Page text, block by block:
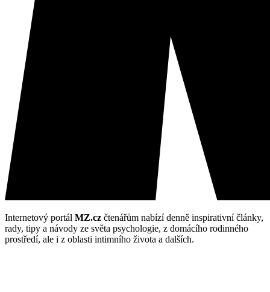
Internetový portál MZ.cz čtenářům nabízí denně inspirativní články,
rady, tipy a návody ze světa psychologie, z domácího rodinného
prostředí, ale i z oblasti intimního života a dalších.